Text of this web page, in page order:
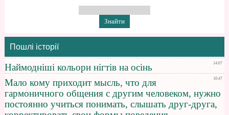
Пошлі історії